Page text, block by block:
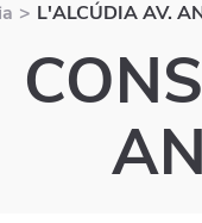
> L'ALCÚDIA AV.